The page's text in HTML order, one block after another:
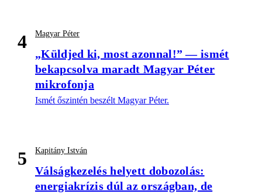
4 Magyar Péter
„Küldjed ki, most azonnal!” — ismét
bekapcsolva maradt Magyar Péter
mikrofonja
Ismét őszintén beszélt Magyar Péter.
5 Kapitány István
Válságkezelés helyett dobozolás:
energiakrízis dúl az országban, de